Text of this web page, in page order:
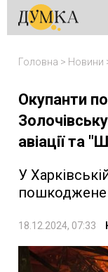
Головна > Новини
Окупанти
авіації та
У
пошкоджене
18.12.2024, 07:33